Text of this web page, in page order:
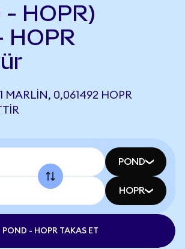
- HOPR)
HOPR
MARLIN, 0,061492 HOPR
POND
HOPR
POND - HOPR TAKAS ET